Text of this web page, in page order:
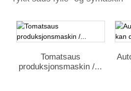
+86
Tomatsaus
produksjonsmaskin /...